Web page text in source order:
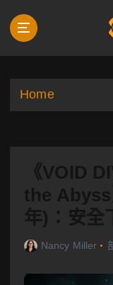
p
Home
《VOID
the Abyss
年)：安全
Nancy Miller